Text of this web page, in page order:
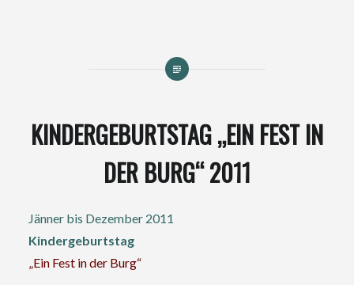
KINDERGEBURTSTAG „EIN FEST IN
DER BURG“ 2011
Jänner bis Dezember 2011
Kindergeburtstag
„Ein Fest in der Burg“